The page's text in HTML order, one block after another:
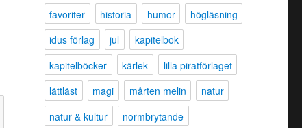
favoriter
historia humor
högläsning
idus förlag
jul
kapitelbok
kapitelböcker
kärlek
lilla piratförlaget
lättläst
magi mårten melin
natur
natur & kultur
normbrytande